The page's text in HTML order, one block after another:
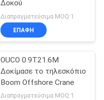
Δοκού
Διαπραγματεύσιμα MOQ:1
ΕΠΑΦΉ
OUCO 0.9T21.6M
Δοκίμασε το τηλεσκόπιο
Boom Offshore Crane
Διαπραγματεύσιμα MOQ:1